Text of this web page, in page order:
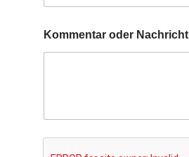
Kommentar oder Nachricht